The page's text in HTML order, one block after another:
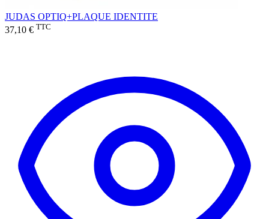
JUDAS OPTIQ+PLAQUE IDENTITE
37,10 € TTC